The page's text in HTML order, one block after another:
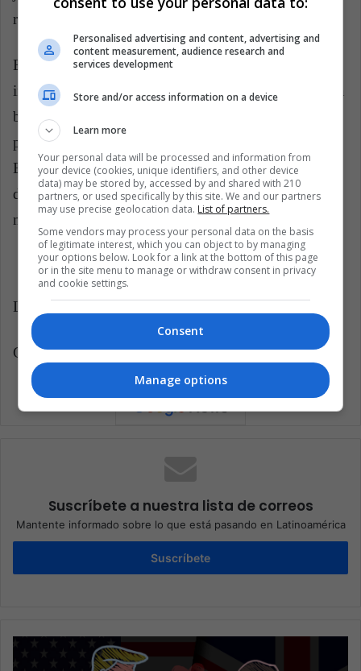
resultados trimestrales y la acción se disparó un 26%.
El éxito de Beyond Meat demuestra que existe más
interés del que se pensaba por los sustitutos de carne a
base de proteína vegetal. El mercado está crudo y hay
pocos competidores, pero Beyond Meat, que según
Bloomberg venderá más de $210 millones de dólares
durante el año, ya se posiciona para ser el competidor
más fuerte en esta industria naciente.
LatinAmerican Post | Pedro Bernal
Copy edited by Juan Gabriel Bocanegra
Suscríbete a nuestra lista de correos
Mantente informado sobre lo que está pasando en Latinoamérica
Suscríbete
Personalised advertising and content, advertising and
content measurement, audience research and
services development
Store and/or access information on a device
Learn more
Your personal data will be processed and information from
your device (cookies, unique identifiers, and other device
data) may be stored by, accessed by and shared with 210
partners, or used specifically by this site. We and our partners
may use precise geolocation data. List of partners.
Some vendors may process your personal data on the basis
of legitimate interest, which you can object to by managing
your options below. Look for a link at the bottom of this page
or in the site menu to manage or withdraw consent in privacy
and cookie settings.
Consent
Manage options